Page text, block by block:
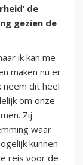
de
gezien de
ik kan me
maken nu er
dit heel
om onze
Zij
waar
kunnen
reis voor de